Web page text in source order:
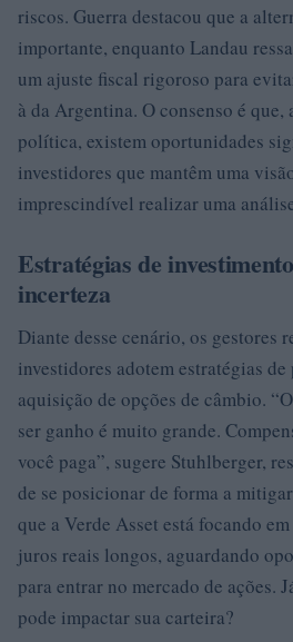
riscos. Guerra destacou que a
importante, enquanto Landau
um ajuste fiscal rigoroso para
à da Argentina. O consenso é que,
política, existem oportunidades
investidores que mantêm uma
imprescindível realizar uma
Estratégias de
incerteza
Diante desse cenário, os gestores
investidores adotem estratégias
aquisição de opções de câmbio.
ser ganho é muito grande.
você paga”, sugere Stuhlberger,
de se posicionar de forma a
que a Verde Asset está focando
juros reais longos, aguardando
para entrar no mercado de ações.
pode impactar sua carteira?